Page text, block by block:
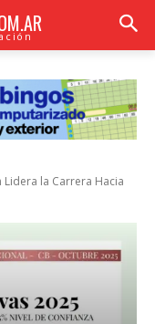
Lidera la Carrera Hacia